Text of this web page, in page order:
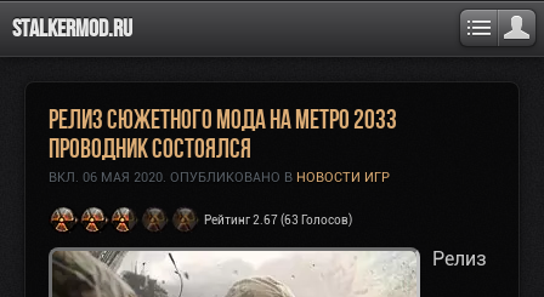
Stalkermod.ru
Релиз сюжетного мода на Метро 2033
Проводник состоялся
ВКЛ. 06 МАЯ 2020. ОПУБЛИКОВАНО В НОВОСТИ ИГР
Рейтинг 2.67 (63 Голосов)
Релиз